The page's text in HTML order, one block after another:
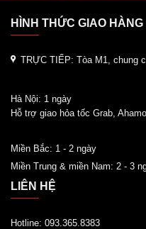
HÌNH THỨC GIAO HÀNG
TRỰC TIẾP: Tòa M1, chung
Hà Nội: 1 ngày
Hỗ trợ giao hỏa tốc Grab,
Miền Bắc: 1 - 2 ngày
Miền Trung & miền Nam: 2 - 3
LIÊN HỆ
Hotline: 093.365.8383